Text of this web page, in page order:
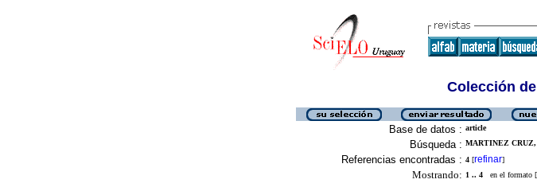
Colección
Base de datos : article
Búsqueda : MARTINEZ
Referencias encontradas : 4 [refinar]
Mostrando: 1 .. 4 en el formato [